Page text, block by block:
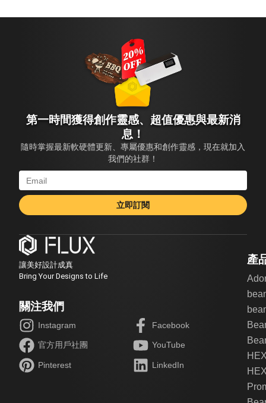
第一時間獲得創作靈感、超值優惠與最新消
息！
隨時掌握最新軟硬體更新、專屬優惠和創作靈感，現在就加入
我們的社群！
立即訂閱
讓美好設計成真
Bring Your Designs to Life
關注我們
Instagram Facebook
官方用戶社團 YouTube
Pinterest LinkedIn
產